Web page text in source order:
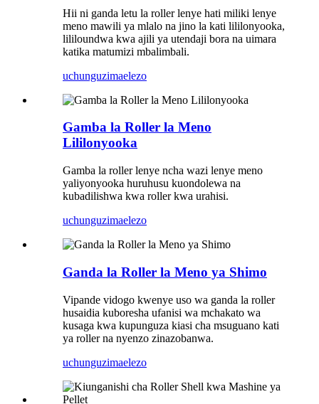
Hii ni ganda letu la roller lenye hati miliki lenye
meno mawili ya mlalo na jino la kati lililonyooka,
lililoundwa kwa ajili ya utendaji bora na uimara
katika matumizi mbalimbali.
uchunguzimaelezo
Gamba la Roller la Meno
Lililonyooka
Gamba la roller lenye ncha wazi lenye meno
yaliyonyooka huruhusu kuondolewa na
kubadilishwa kwa roller kwa urahisi.
uchunguzimaelezo
Ganda la Roller la Meno ya Shimo
Vipande vidogo kwenye uso wa ganda la roller
husaidia kuboresha ufanisi wa mchakato wa
kusaga kwa kupunguza kiasi cha msuguano kati
ya roller na nyenzo zinazobanwa.
uchunguzimaelezo